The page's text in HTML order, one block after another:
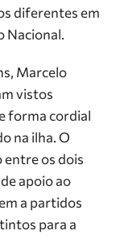
diferentes em
Nacional.
Marcelo
vistos
forma cordial
na ilha. O
os dois
apoio ao
a partidos
para a